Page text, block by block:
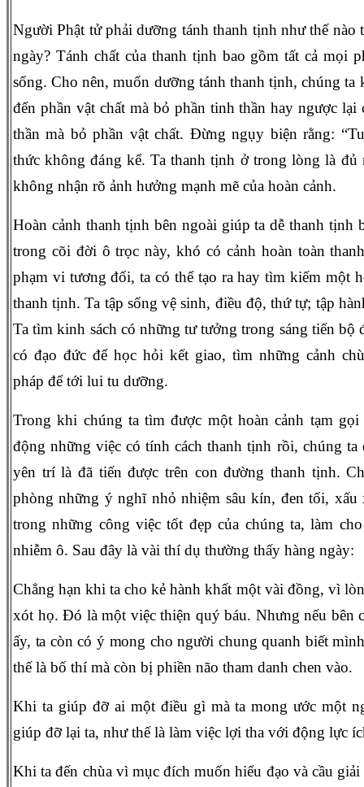
Người Phật tử phải dưỡng tánh thanh tịnh như thế nào
ngày? Tánh chất của thanh tịnh bao gồm tất cả mọi
sống. Cho nên, muốn dưỡng tánh thanh tịnh, chúng ta
đến phần vật chất mà bỏ phần tinh thần hay ngược
thần mà bỏ phần vật chất. Đừng ngụy biện rằng:
thức không đáng kể. Ta thanh tịnh ở trong lòng là đủ
không nhận rõ ảnh hưởng mạnh mẽ của hoàn cảnh.
Hoàn cảnh thanh tịnh bên ngoài giúp ta dễ thanh tịnh
trong cõi đời ô trọc này, khó có cảnh hoàn toàn
phạm vi tương đối, ta có thể tạo ra hay tìm kiếm một
thanh tịnh. Ta tập sống vệ sinh, điều độ, thứ tự; tập
Ta tìm kinh sách có những tư tưởng trong sáng tiến bộ
có đạo đức để học hỏi kết giao, tìm những cảnh
pháp để tới lui tu dưỡng.
Trong khi chúng ta tìm được một hoàn cảnh tạm
động những việc có tính cách thanh tịnh rồi, chúng ta
yên trí là đã tiến được trên con đường thanh tịnh.
phòng những ý nghĩ nhỏ nhiệm sâu kín, đen tối, xấu
trong những công việc tốt đẹp của chúng ta, làm
nhiễm ô. Sau đây là vài thí dụ thường thấy hàng ngày:
Chẳng hạn khi ta cho kẻ hành khất một vài đồng, vì
xót họ. Đó là một việc thiện quý báu. Nhưng nếu bên
ấy, ta còn có ý mong cho người chung quanh biết
thế là bố thí mà còn bị phiền não tham danh chen vào.
Khi ta giúp đỡ ai một điều gì mà ta mong ước một
giúp đỡ lại ta, như thế là làm việc lợi tha với động lực
Khi ta đến chùa vì mục đích muốn hiểu đạo và cầu